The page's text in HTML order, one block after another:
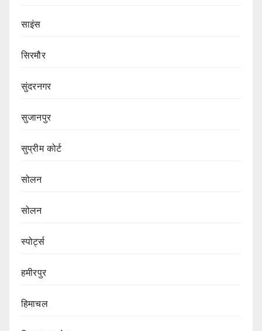
साइंस
सिरमौर
सुंदरनगर
सुजानपुर
सुप्रीम कोर्ट
सोलन
सोलन
स्पोर्ट्स
हमीरपुर
हिमाचल